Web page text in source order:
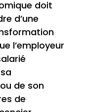
doit
d’une
l’employeur
de son
de